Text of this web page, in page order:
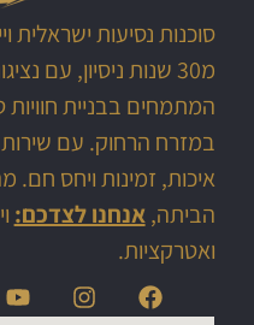
מ30 שנות ניסיון, עם
המתמחים בבניית חוויות
במזרח הרחוק. עם
איכות, זמינות ויחס חם.
הביתה,אנחנו לצדכם:
ואטרקציות.